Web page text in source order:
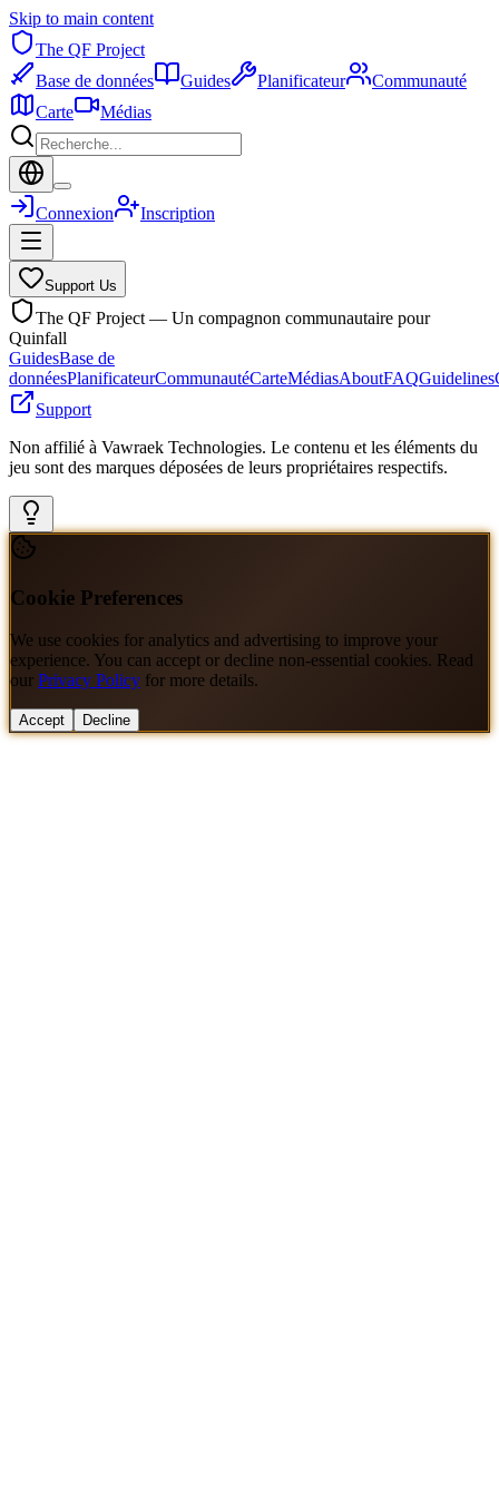
Skip to main content
The QF Project
Base de données
Guides Planificateur
Communauté
Carte
Médias
Connexion Inscription
Support Us
The QF Project — Un compagnon communautaire pour
Quinfall
GuidesBase de
donnéesPlanificateurCommunautéCarteMédiasAboutFAQGuidelines
Support
Non affilié à Vawraek Technologies. Le contenu et les éléments du
jeu sont des marques déposées de leurs propriétaires respectifs.
Cookie Preferences
We use cookies for analytics and advertising to improve your
experience. You can accept or decline non-essential cookies. Read
our Privacy Policy for more details.
Accept Decline